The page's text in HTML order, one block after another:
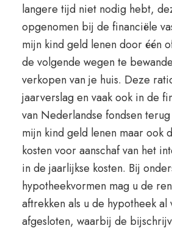
langere tijd niet nodig hebt,
opgenomen bij de financiële
mijn kind geld lenen door één
de volgende wegen te
verkopen van je huis. Deze
jaarverslag en vaak ook in de
van Nederlandse fondsen
mijn kind geld lenen maar ook
kosten voor aanschaf van het
in de jaarlijkse kosten. Bij
hypotheekvormen mag u de
aftrekken als u de hypotheek
afgesloten, waarbij de